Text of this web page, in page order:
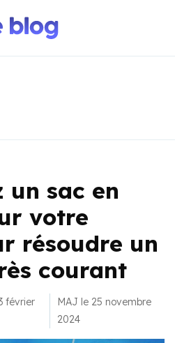
un sac en
votre
résoudre un
courant
février
MAJ le 25 novembre
2024